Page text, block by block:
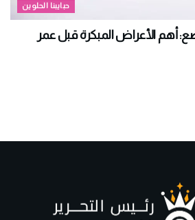
حبايبنا الحلوين
أهم الأعراض المبكرة قبل عمر